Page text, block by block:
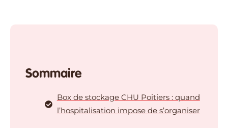
Sommaire
Box de stockage CHU Poitiers : quand
l’hospitalisation impose de s’organiser